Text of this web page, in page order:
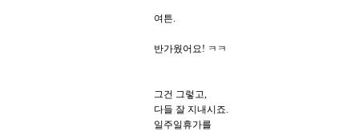
여튼.
반가웠어요! ㅋㅋ
그건 그렇고,
다들 잘 지내시죠.
일주일휴가를